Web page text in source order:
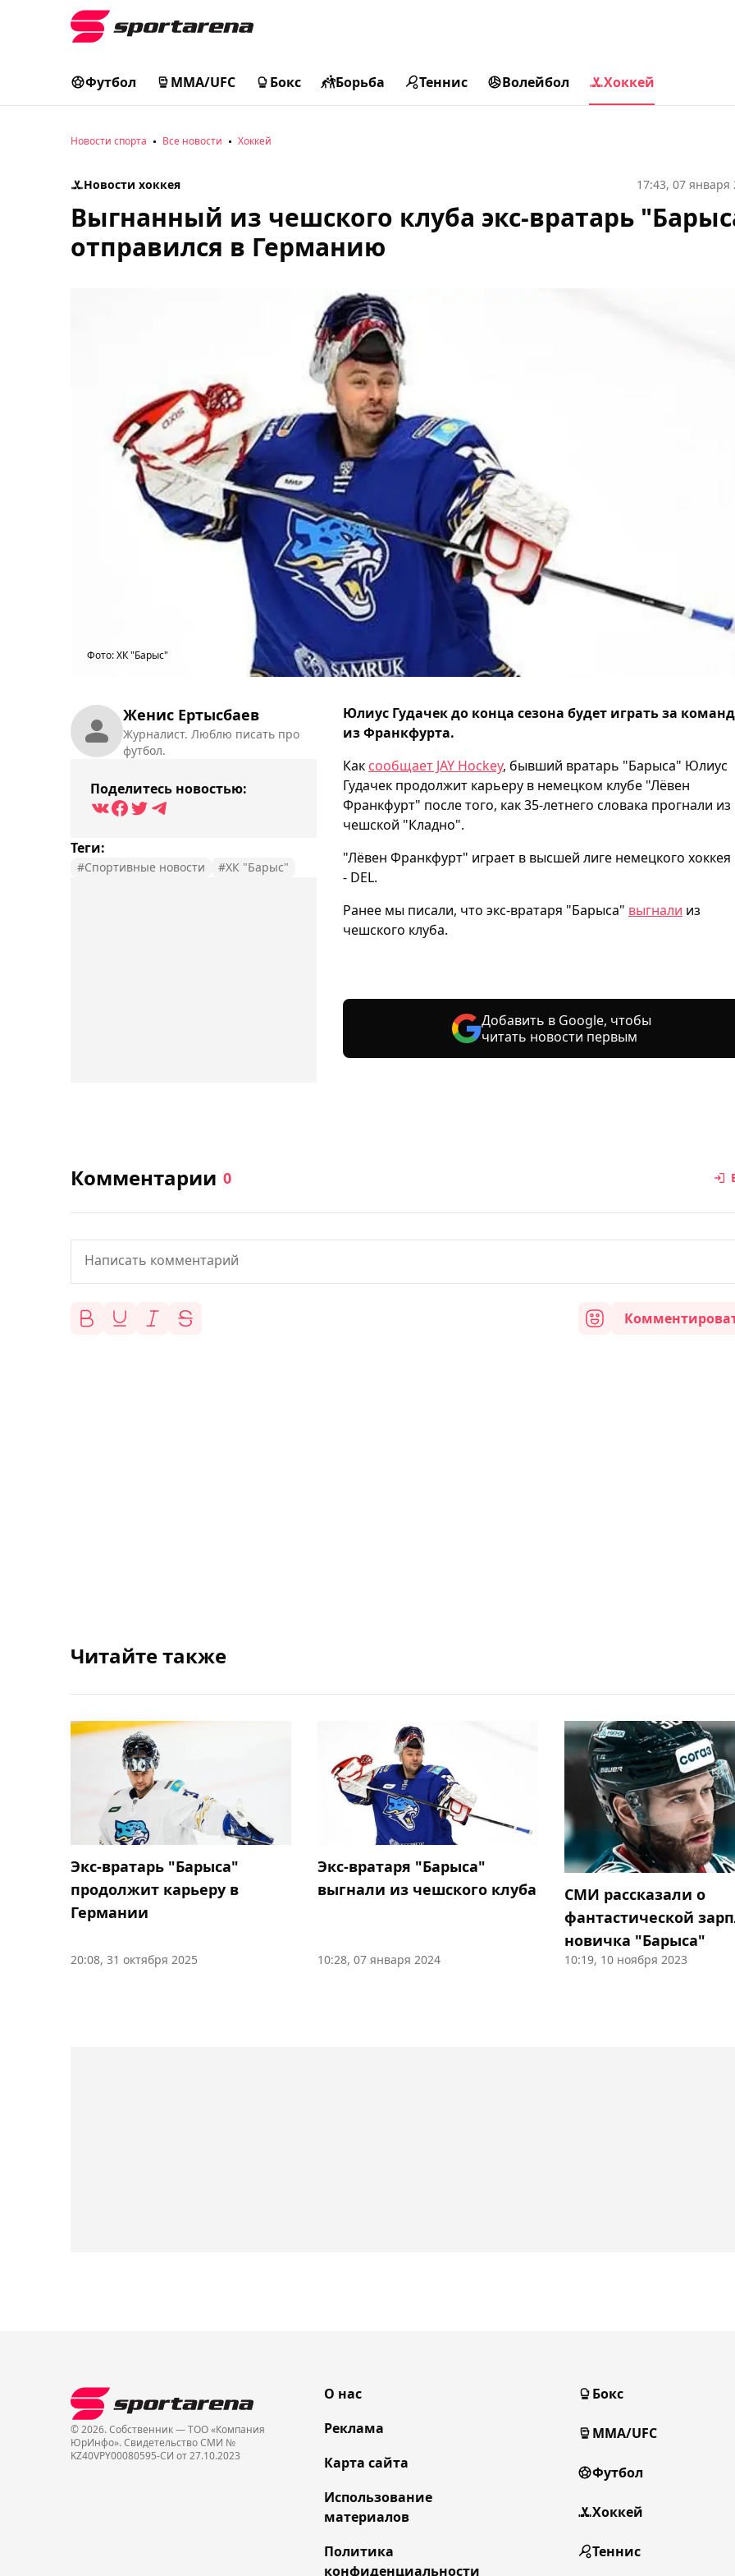
Футбол MMA/UFC Бокс Борьба Теннис Волейбол Хоккей
Новости спорта Все новости Хоккей
Новости хоккея 17:43, 07 января
Выгнанный из чешского клуба экс-вратарь
отправился в Германию
Фото: ХК "Барыс"
Женис Ертысбаев
Журналист. Люблю писать про
футбол.
Поделитесь новостью:
Теги:
#Спортивные новости #ХК "Барыс"
Юлиус Гудачек до конца сезона будет играть за
из Франкфурта.
Как сообщает JAY Hockey, бывший вратарь "Барыса" Юлиус
Гудачек продолжит карьеру в немецком клубе "Лёвен
Франкфурт" после того, как 35-летнего словака прогнали из
чешской "Кладно".
"Лёвен Франкфурт" играет в высшей лиге немецкого хоккея
- DEL.
Ранее мы писали, что экс-вратаря "Барыса" выгнали из
чешского клуба.
Добавить в Google, чтобы
читать новости первым
Комментарии 0
Читайте также
Экс-вратарь "Барыса"
продолжит карьеру в
Германии
20:08, 31 октября 2025
Экс-вратаря "Барыса"
выгнали из чешского клуба
10:28, 07 января 2024
СМИ рассказали о
фантастической
новичка "Барыса"
10:19, 10 ноября 2023
© 2026. Собственник — ТОО «Компания
ЮрИнфо». Cвидетельство СМИ №
KZ40VPY00080595-СИ от 27.10.2023
О нас
Реклама
Карта сайта
Использование
материалов
Политика
конфиденциальности
Бокс
MMA/UFC
Футбол
Хоккей
Теннис